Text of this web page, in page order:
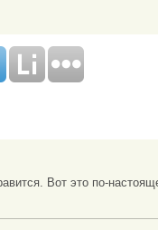
Вот это по-